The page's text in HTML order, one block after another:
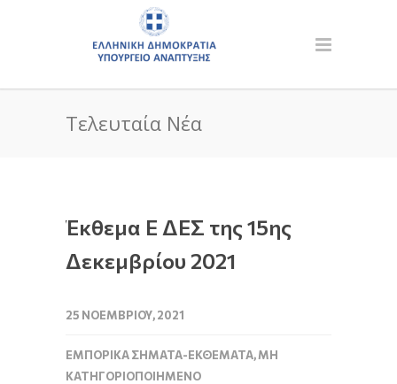
Τελευταία Νέα
Έκθεμα Ε ΔΕΣ της 15ης
Δεκεμβρίου 2021
25 ΝΟΕΜΒΡΊΟΥ, 2021
ΕΜΠΟΡΙΚΆ ΣΉΜΑΤΑ-ΕΚΘΈΜΑΤΑ,ΜΗ
ΚΑΤΗΓΟΡΙΟΠΟΙΗΜΈΝΟ